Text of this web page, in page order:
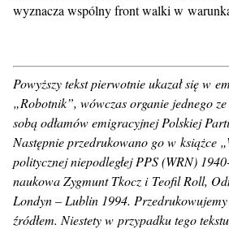
wyznacza wspólny front walki w
Powyższy tekst pierwotnie ukazał się w
„Robotnik”, wówczas organie jednego
sobą odłamów emigracyjnej Polskiej
Następnie przedrukowano go w książce
politycznej niepodległej PPS (WRN)
naukowa Zygmunt Tkocz i Teofil Roll,
Londyn – Lublin 1994.
źródłem. Niestety w przypadku tego